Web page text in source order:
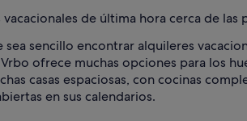
vacacionales de última hora cerca de
sea sencillo encontrar alquileres
ofrece muchas opciones para los
casas espaciosas, con cocinas
en sus calendarios.